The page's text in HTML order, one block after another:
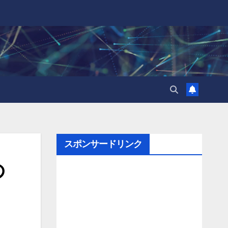
スポンサードリンク